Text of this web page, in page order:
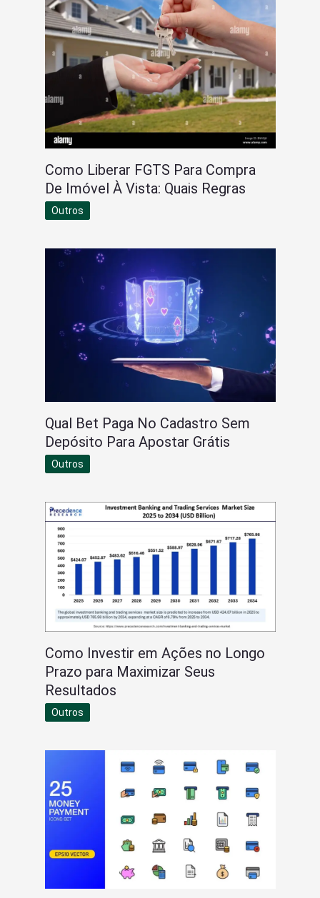
Como Liberar FGTS Para Compra
De Imóvel À Vista: Quais Regras
Outros
Qual Bet Paga No Cadastro Sem
Depósito Para Apostar Grátis
Outros
Como Investir em Ações no Longo
Prazo para Maximizar Seus
Resultados
Outros